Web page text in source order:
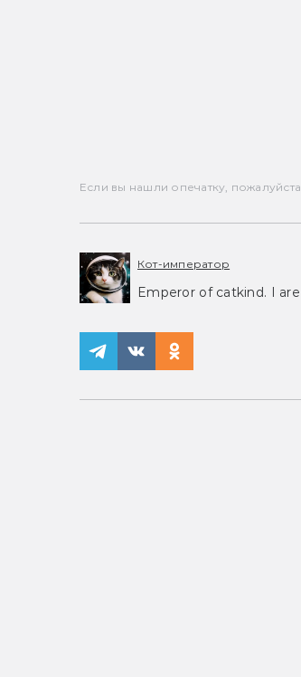
Если вы нашли опечатку,
Кот-император
Emperor of catkind. I